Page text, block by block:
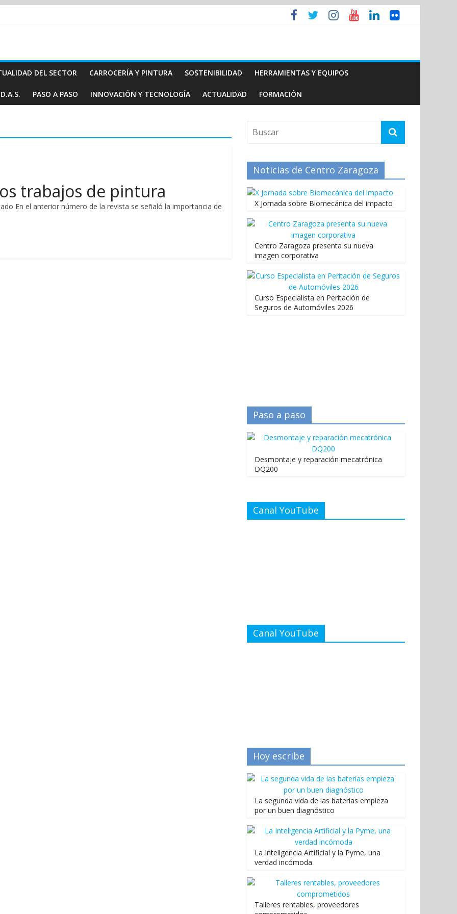
DEL SECTOR CARROCERÍA Y PINTURA SOSTENIBILIDAD HERRAMIENTAS Y EQUIPOS
PASO A PASO INNOVACIÓN Y TECNOLOGÍA ACTUALIDAD FORMACIÓN
trabajos de pintura
En el anterior número de la revista se señaló la importancia de
Noticias de Centro Zaragoza
X Jornada sobre Biomecánica del impacto
Centro Zaragoza presenta su nueva
imagen corporativa
Curso Especialista en Peritación de
Seguros de Automóviles 2026
Paso a paso
Desmontaje y reparación mecatrónica
DQ200
Canal YouTube
Canal YouTube
Hoy escribe
La segunda vida de las baterías empieza
por un buen diagnóstico
La Inteligencia Artificial y la Pyme, una
verdad incómoda
Talleres rentables, proveedores